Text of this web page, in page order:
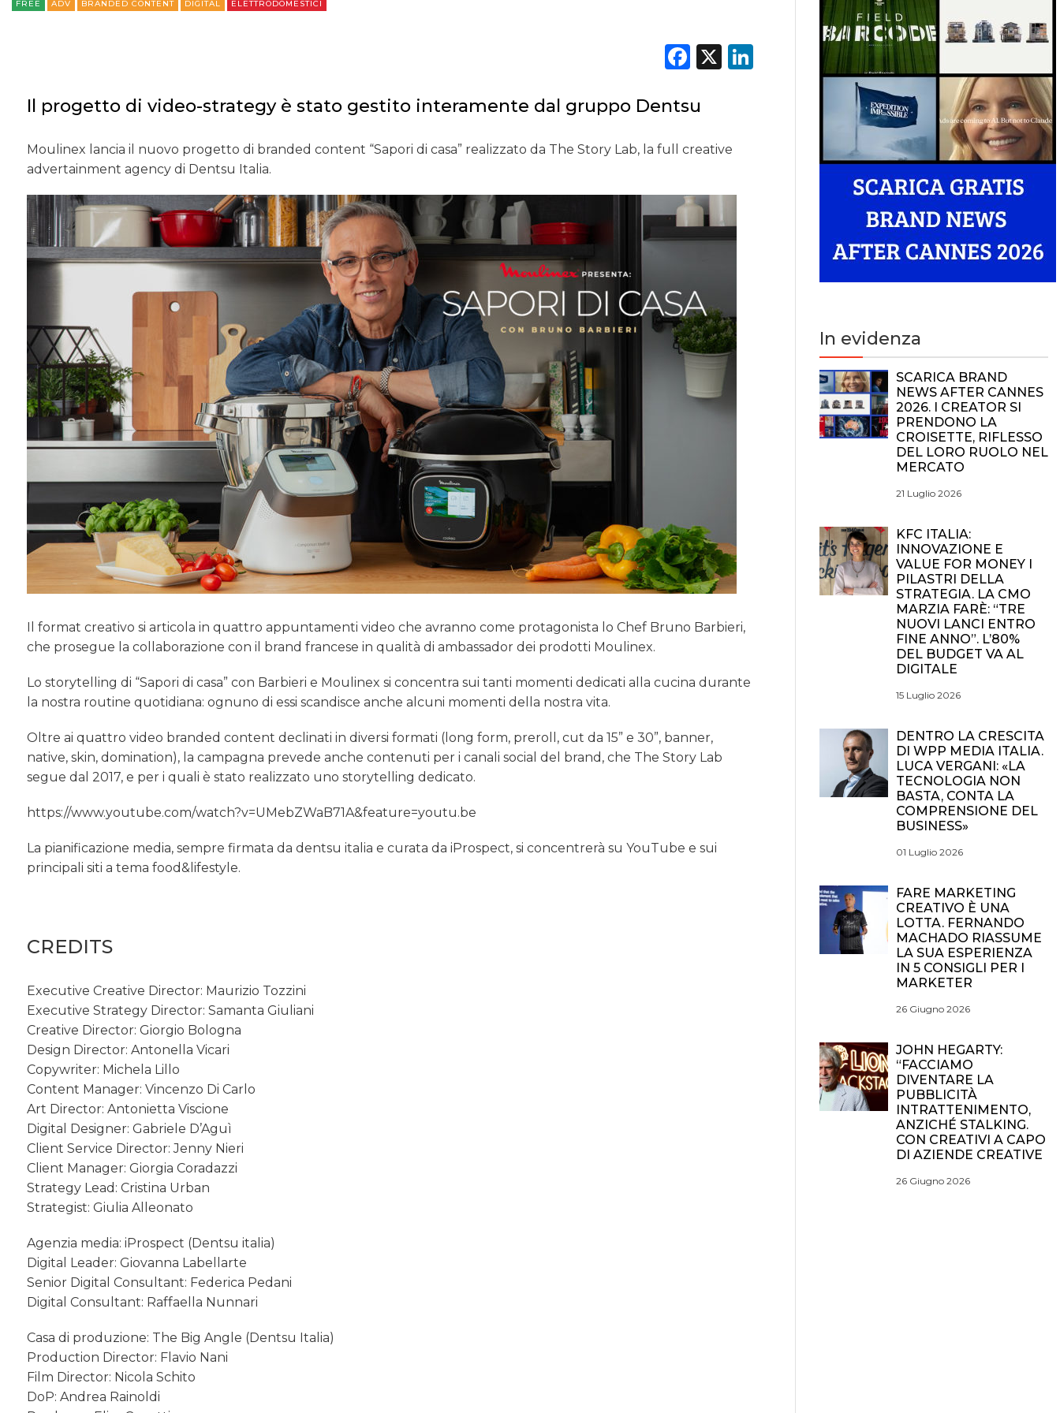
FREE ADV BRANDED CONTENT DIGITAL ELETTRODOMESTICI
Facebook
X LinkedIn
Il progetto di video-strategy è stato gestito interamente dal gruppo Dentsu
Moulinex lancia il nuovo progetto di branded content “Sapori di casa” realizzato da The Story Lab, la full creative
advertainment agency di Dentsu Italia.
Il format creativo si articola in quattro appuntamenti video che avranno come protagonista lo Chef Bruno Barbieri,
che prosegue la collaborazione con il brand francese in qualità di ambassador dei prodotti Moulinex.
Lo storytelling di “Sapori di casa” con Barbieri e Moulinex si concentra sui tanti momenti dedicati alla cucina durante
la nostra routine quotidiana: ognuno di essi scandisce anche alcuni momenti della nostra vita.
Oltre ai quattro video branded content declinati in diversi formati (long form, preroll, cut da 15” e 30”, banner,
native, skin, domination), la campagna prevede anche contenuti per i canali social del brand, che The Story Lab
segue dal 2017, e per i quali è stato realizzato uno storytelling dedicato.
https://www.youtube.com/watch?v=UMebZWaB71A&feature=youtu.be
La pianificazione media, sempre firmata da dentsu italia e curata da iProspect, si concentrerà su YouTube e sui
principali siti a tema food&lifestyle.
CREDITS
Executive Creative Director: Maurizio Tozzini
Executive Strategy Director: Samanta Giuliani
Creative Director: Giorgio Bologna
Design Director: Antonella Vicari
Copywriter: Michela Lillo
Content Manager: Vincenzo Di Carlo
Art Director: Antonietta Viscione
Digital Designer: Gabriele D’Aguì
Client Service Director: Jenny Nieri
Client Manager: Giorgia Coradazzi
Strategy Lead: Cristina Urban
Strategist: Giulia Alleonato
Agenzia media: iProspect (Dentsu italia)
Digital Leader: Giovanna Labellarte
Senior Digital Consultant: Federica Pedani
Digital Consultant: Raffaella Nunnari
Casa di produzione: The Big Angle (Dentsu Italia)
Production Director: Flavio Nani
Film Director: Nicola Schito
DoP: Andrea Rainoldi
In evidenza
SCARICA BRAND
NEWS AFTER CANNES
2026. I CREATOR SI
PRENDONO LA
CROISETTE, RIFLESSO
DEL LORO RUOLO NEL
MERCATO
21 Luglio 2026
KFC ITALIA:
INNOVAZIONE E
VALUE FOR MONEY I
PILASTRI DELLA
STRATEGIA. LA CMO
MARZIA FARÈ: “TRE
NUOVI LANCI ENTRO
FINE ANNO”. L’80%
DEL BUDGET VA AL
DIGITALE
15 Luglio 2026
DENTRO LA CRESCITA
DI WPP MEDIA ITALIA.
LUCA VERGANI: «LA
TECNOLOGIA NON
BASTA, CONTA LA
COMPRENSIONE DEL
BUSINESS»
01 Luglio 2026
FARE MARKETING
CREATIVO È UNA
LOTTA. FERNANDO
MACHADO RIASSUME
LA SUA ESPERIENZA
IN 5 CONSIGLI PER I
MARKETER
26 Giugno 2026
JOHN HEGARTY:
“FACCIAMO
DIVENTARE LA
PUBBLICITÀ
INTRATTENIMENTO,
ANZICHÉ STALKING.
CON CREATIVI A CAPO
DI AZIENDE CREATIVE
26 Giugno 2026